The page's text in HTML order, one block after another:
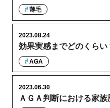
薄毛
効果実感までどのくら
2023.08.24
AGA
ＡＧＡ判断における家
2023.06.30